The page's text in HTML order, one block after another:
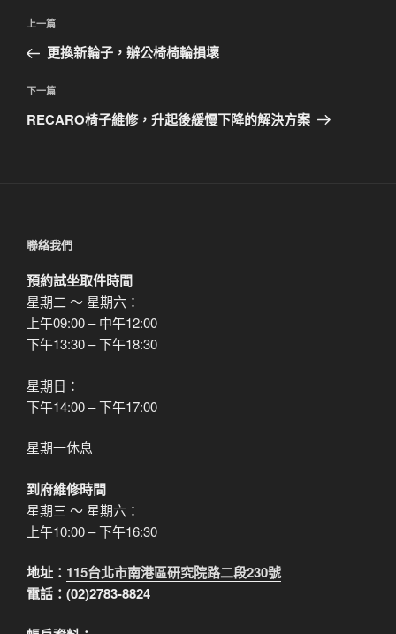
文
導
覽
上
一
文
章
上一篇
更換新輪子，辦公椅椅輪損壞
下
一
下一篇
RECARO椅子維修，升起後緩慢下降的解決方案
聯絡我們
預約試坐取件時間
星期二 ～ 星期六：
上午09:00 – 中午12:00
下午13:30 – 下午18:30
星期日：
下午14:00 – 下午17:00
星期一休息
到府維修時間
星期三 ～ 星期六：
上午10:00 – 下午16:30
地址： 115台北市南港區研究院路二段230號
電話：(02)2783-8824